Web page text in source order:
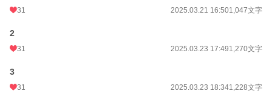
31 2025.03.21 16:501,047文字
2
31 2025.03.23 17:491,270文字
3
31 2025.03.23 18:341,228文字